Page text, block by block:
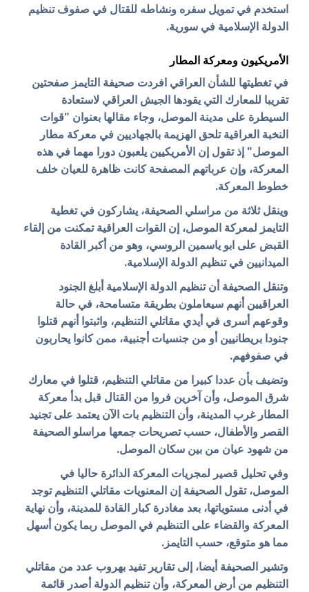
استخدم في تمويل سفره ونشاطه للقتال في صفوف تنظيم
الدولة الإسلامية في سورية.
الأمريكيون ومعركة المطار
في تغطيتها للشأن العراقي افردت صحيفة التايمز صفحتين
تقريبا للمعارك التي يقودها الجيش العراقي لاستعادة
السيطرة على مدينة الموصل، وجاء مقالها بعنوان "قوات
النخبة العراقية تلحق الهزيمة بالجهاديين في معركة مطار
الموصل" إذ تقول إن الأمريكيين يلعبون دورا مهما في هذه
المعركة، وإن عرباتهم المصفحة كانت ظاهرة للعيان خلف
خطوط المعركة.
وينقل ثلاثة من مراسلي الصحيفة، يشاركون في تغطية
التايمز لمعركة الموصل، إن القوات العراقية تمكنت من إلقاء
القبض على ابو ياسمين الروسي، وهو من أكبر القادة
الميدانيين في تنظيم الدولة الإسلامية.
وتنقل الصحيفة أن تنظيم الدولة الإسلامية أبلغ الجنود
العراقيين أنهم سيعاملون بطريقة متسامحة، في حالة
وقوعهم أسرى في أيدي مقاتلي التنظيم، واثبتوا أنهم قتلوا
جنودا بريطانيين أو من جنسيات أجنبية، ممن كانوا يحاربون
في صفوفهم.
وتضيف بأن عددا كبيرا من مقاتلي التنظيم، قتلوا في معارك
شرق الموصل، وأن آخرين فروا من القتال قبل بدأ معركة
المطار غرب المدينة، وأن التنظيم بات الآن يعتمد على تجنيد
القصر والأطفال، حسب تصريحات جمعها مراسلو الصحيفة
من شهود عيان من بين سكان الموصل.
وفي تحليل قصير لمجريات المعركة الدائرة حاليا في
الموصل، تقول الصحيفة إن المعنويات مقاتلي التنظيم توجد
في أدنى مستوياتها، بعد مغادرة كبار القادة للمدينة، وأن نهاية
المعركة والقضاء على التنظيم في الموصل ربما يكون أسهل
مما هو متوقع، حسب التايمز.
وتشير الصحيفة أيضا، إلى تقارير تفيد بهروب عدد من مقاتلي
التنظيم من أرض المعركة، وأن تنظيم الدولة أصدر قائمة